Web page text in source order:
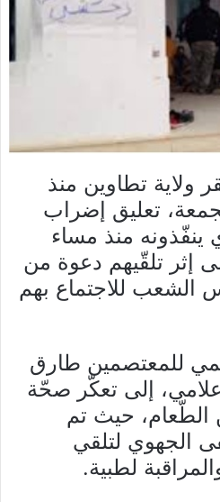
ولاية تطاوين منذ
تعليق إضراب
ينفّذونه منذ مساء
إثر تلقّيهم دعوة من
للاجتماع بهم
للمعتصمين طارق
إلى تعكّر صحّة
حيث تم
الجهوي لتلقي
لطبية.